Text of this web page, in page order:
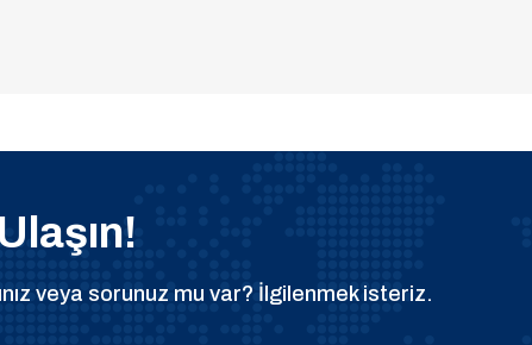
veya sorunuz mu var? İlgilenmek isteriz.